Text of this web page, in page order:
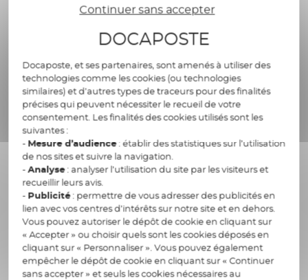
Adapté à chaque besoin métier
Qualifié eIDAS
Garantie supplémentaire pour
l’entreprise en cas de litige
Qualifié ISO 27001
Outil indépendant mais compatible
avec d’autres services (archivage
électronique, préservation des
signatures etc.)
Disponible via API pour un usage
intensif
Continuer sans accepter
DOCAPOSTE
Docaposte, et ses partenaires, sont amenés à utiliser des
technologies comme les cookies (ou technologies
similaires) et d’autres types de traceurs pour des finalités
précises qui peuvent nécessiter le recueil de votre
consentement. Les finalités des cookies utilisés sont les
suivantes :
- Mesure d’audience: établir des statistiques sur l’utilisation
de nos sites et suivre la navigation.
-Analyse: analyser l’utilisation du site par les visiteurs et
recueillir leurs avis.
- Publicité: permettre de vous adresser des publicités en
lien avec vos centres d’intérêts sur notre site et en dehors.
Vous pouvez autoriser le dépôt de cookie en cliquant sur
« Accepter » ou choisir quels sont les cookies déposés en
cliquant sur « Personnaliser ». Vous pouvez également
empêcher le dépôt de cookie en cliquant sur « Continuer
sans accepter » et seuls les cookies nécessaires au